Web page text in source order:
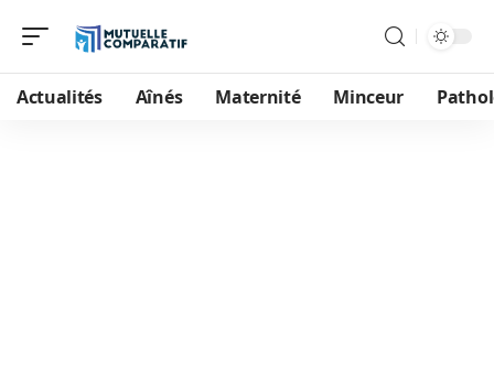
Actualités Aînés Maternité Minceur